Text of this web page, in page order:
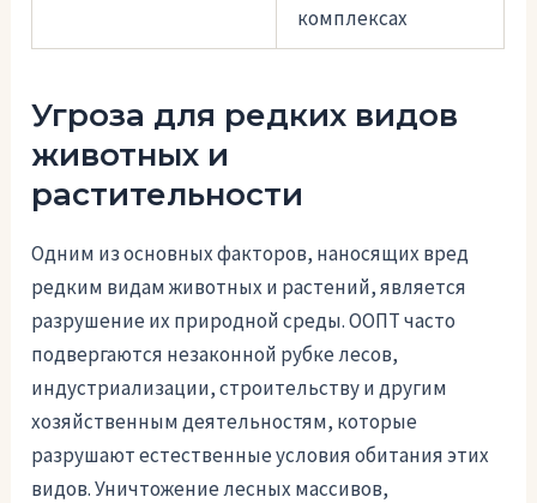
комплексах
Угроза для редких видов
животных и
растительности
Одним из основных факторов, наносящих вред
редким видам животных и растений, является
разрушение их природной среды. ООПТ часто
подвергаются незаконной рубке лесов,
индустриализации, строительству и другим
хозяйственным деятельностям, которые
разрушают естественные условия обитания этих
видов. Уничтожение лесных массивов,